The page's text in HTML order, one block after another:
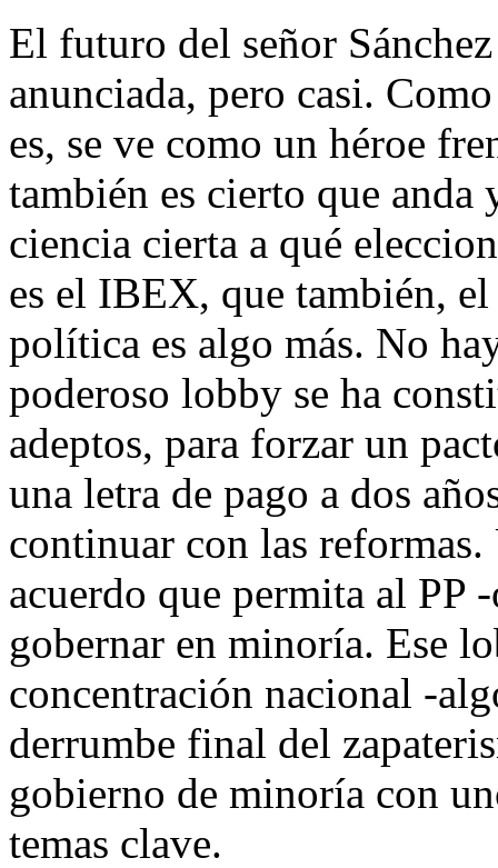
El futuro del señor
anunciada, pero casi.
es, se ve como un héroe
también es cierto que anda
ciencia cierta a qué
es el IBEX, que también,
política es algo más. No
poderoso lobby se ha
adeptos, para forzar un
una letra de pago a dos
continuar con las
acuerdo que permita al PP
gobernar en minoría. Ese
concentración nacional -
derrumbe final del
gobierno de minoría con
temas clave.